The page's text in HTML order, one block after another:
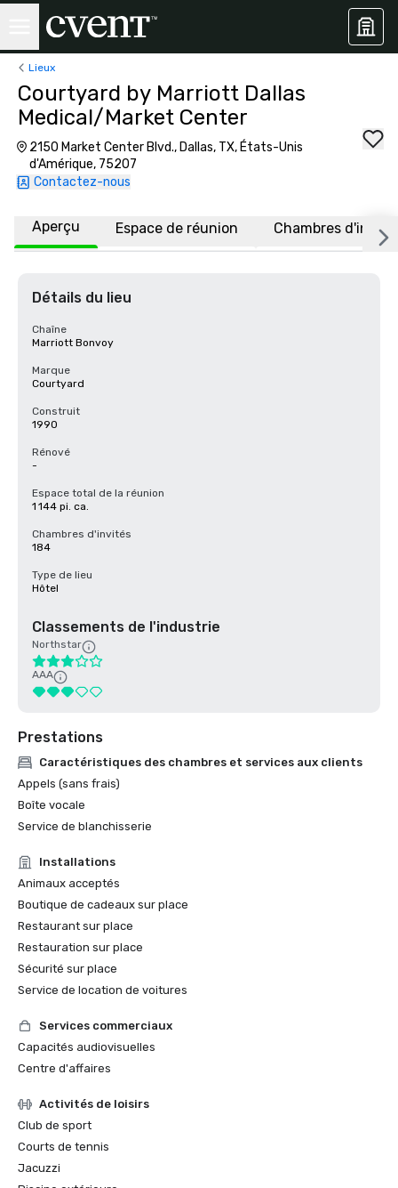
Lieux
Courtyard by Marriott Dallas
Medical/Market Center
2150 Market Center Blvd., Dallas, TX, États-Unis
d'Amérique, 75207
Contactez-nous
Aperçu Espace de réunion Chambres
Détails du lieu
Chaîne
Marriott Bonvoy
Marque
Courtyard
Construit
1990
Rénové
-
Espace total de la réunion
1 144 pi. ca.
Chambres d'invités
184
Type de lieu
Hôtel
Classements de l'industrie
Northstar
AAA
Prestations
Caractéristiques des chambres et services aux clients
Appels (sans frais)
Boîte vocale
Service de blanchisserie
Installations
Animaux acceptés
Boutique de cadeaux sur place
Restaurant sur place
Restauration sur place
Sécurité sur place
Service de location de voitures
Services commerciaux
Capacités audiovisuelles
Centre d'affaires
Activités de loisirs
Club de sport
Courts de tennis
Jacuzzi